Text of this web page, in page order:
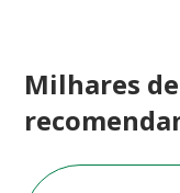
Milhares